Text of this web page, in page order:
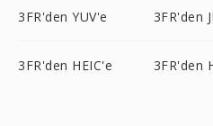
3FR'den YUV'e 3FR'den
3FR'den HEIC'e 3FR'den